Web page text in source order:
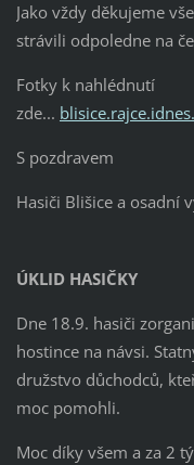
Jako vždy děkujeme
strávili odpoledne na
Fotky k nahlédnutí
zde...
S pozdravem
Hasiči Blišice a osadní
ÚKLID HASIČKY
Dne 18.9. hasiči
hostince na návsi.
družstvo důchodců,
moc pomohli.
Moc díky všem a za 2